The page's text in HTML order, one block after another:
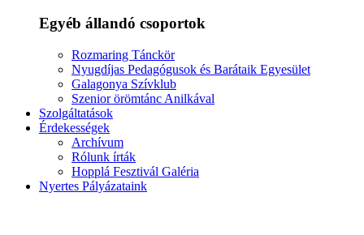
Egyéb állandó csoportok
Rozmaring Tánckör
Nyugdíjas Pedagógusok és Barátaik Egyesület
Galagonya Szívklub
Szenior örömtánc Anilkával
Szolgáltatások
Érdekességek
Archívum
Rólunk írták
Hopplá Fesztivál Galéria
Nyertes Pályázataink